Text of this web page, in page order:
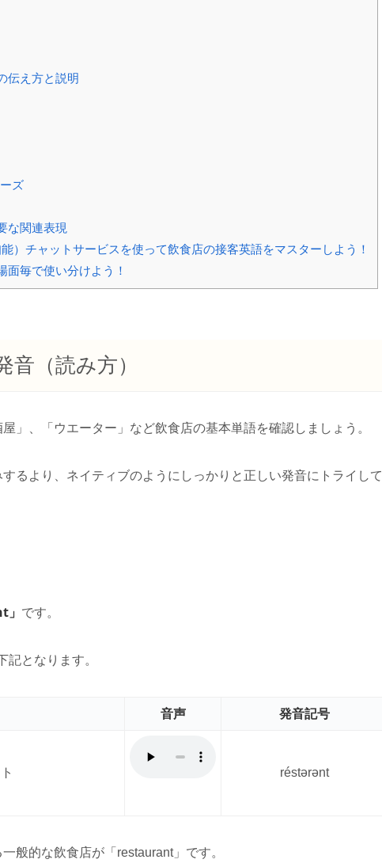
伝え方と説明
ズ
な関連表現
）チャットサービスを使って飲食店の接客英語をマスターしよう！
面毎で使い分けよう！
（読み方）
」、「ウエーター」など飲食店の基本単語を確認しましょう。
るより、ネイティブのようにしっかりと正しい発音にトライして
です。
記となります。
音声 発音記号
réstərənt
般的な飲食店が「restaurant」です。